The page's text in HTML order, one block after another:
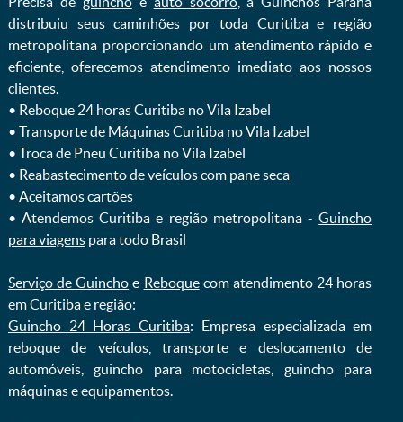
distribuiu seus caminhões por toda Curitiba e região
metropolitana proporcionando um atendimento rápido e
eficiente, oferecemos atendimento imediato aos nossos
clientes.
ㅤㅤ• Reboque 24 horas Curitiba no Vila Izabel
ㅤㅤ• Transporte de Máquinas Curitiba no Vila Izabel
ㅤㅤ• Troca de Pneu Curitiba no Vila Izabel
ㅤㅤ• Reabastecimento de veículos com pane seca
ㅤㅤ• Aceitamos cartões
ㅤㅤ• Atendemos Curitiba e região metropolitana -Guincho
para viagenspara todo Brasil
Serviço de Guincho e Reboquecom atendimento 24 horas
em Curitiba e região:
Guincho 24 Horas Curitiba: Empresa especializada em
reboque de veículos, transporte e deslocamento de
automóveis, guincho para motocicletas, guincho para
máquinas e equipamentos.